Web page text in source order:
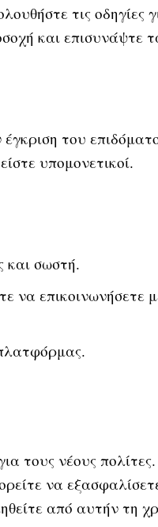
τις οδηγίες
και επισυνάψτε
του
υπομονετικοί.
και σωστή.
να επικοινωνήσετε
τους νέους
να
από αυτήν τη